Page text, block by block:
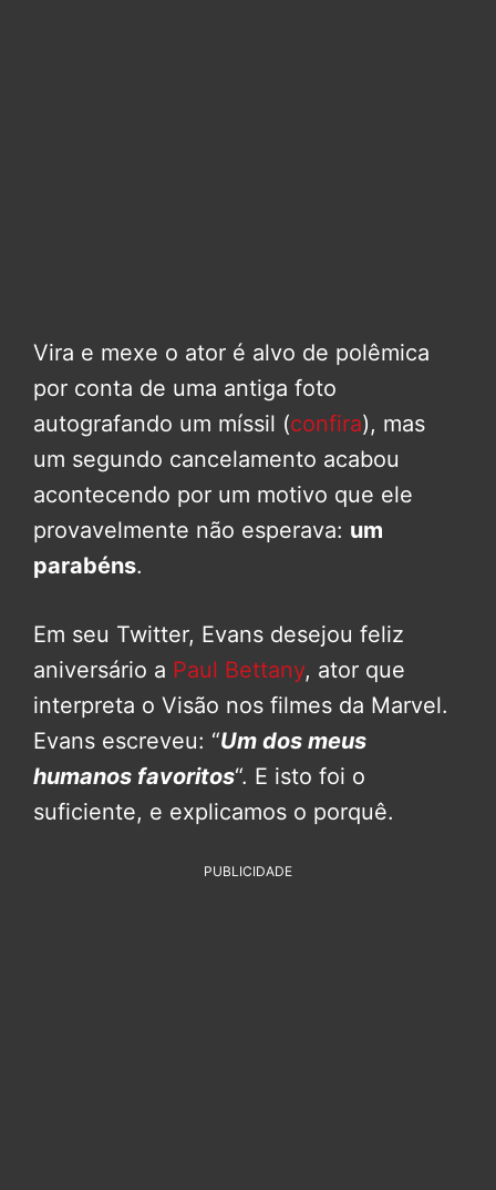
Vira e mexe o ator é alvo de polêmica
por conta de uma antiga foto
autografando um míssil (confira), mas
um segundo cancelamento acabou
acontecendo por um motivo que ele
provavelmente não esperava: um
parabéns.
Em seu Twitter, Evans desejou feliz
aniversário a Paul Bettany, ator que
interpreta o Visão nos filmes da Marvel.
Evans escreveu: “Um dos meus
humanos favoritos“. E isto foi o
suficiente, e explicamos o porquê.
PUBLICIDADE